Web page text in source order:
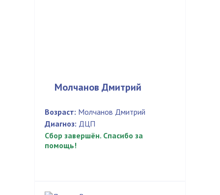
Молчанов Дмитрий
Возраст: Молчанов Дмитрий
Диагноз: ДЦП
Сбор завершён. Спасибо за
помощь!